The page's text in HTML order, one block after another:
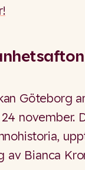
Göteborg
november.
av Bianca